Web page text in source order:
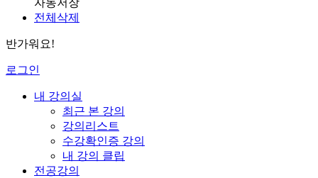
자동저장
전체삭제
반가워요!
로그인
내 강의실
최근 본 강의
강의리스트
수강확인증 강의
내 강의 클립
전공강의